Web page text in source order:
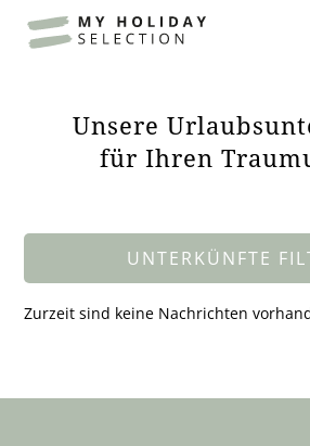
Unsere
für Ihren
UNTERKÜNFTE
Zurzeit sind keine Nachrichten